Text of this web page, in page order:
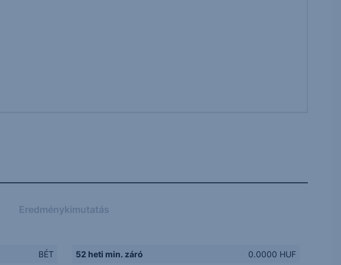
Eredménykimutatás
BÉT
52 heti min. záró
0.0000 HUF